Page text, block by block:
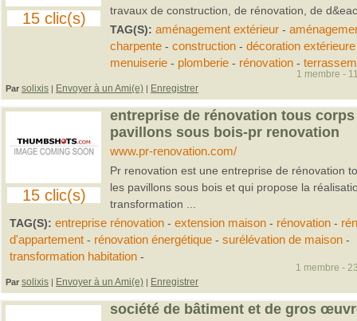
15 clic(s)
travaux de construction, de rénovation, de
TAG(S): aménagement extérieur-
charpente- construction- décoration extérieure
menuiserie- plomberie- rénovation-
Par solixis | Envoyer à un Ami(e) | Enregistrer
1 membre -
15 clic(s)
entreprise de rénovation tous
pavillons sous bois-pr renovation
www.pr-renovation.com/
Pr renovation est une entreprise de rénovation
les pavillons sous bois et qui propose la
transformation ...
TAG(S): entreprise rénovation - extension maison - rénovation -
d'appartement - rénovation énergétique - surélévation de maison -
transformation habitation -
Par solixis | Envoyer à un Ami(e) | Enregistrer
1 membre -
société de bâtiment et de gros